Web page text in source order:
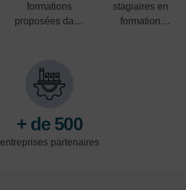
formations
proposées dans
logistique.
stagiaires en
formation
+ de 500
entreprises partenaires